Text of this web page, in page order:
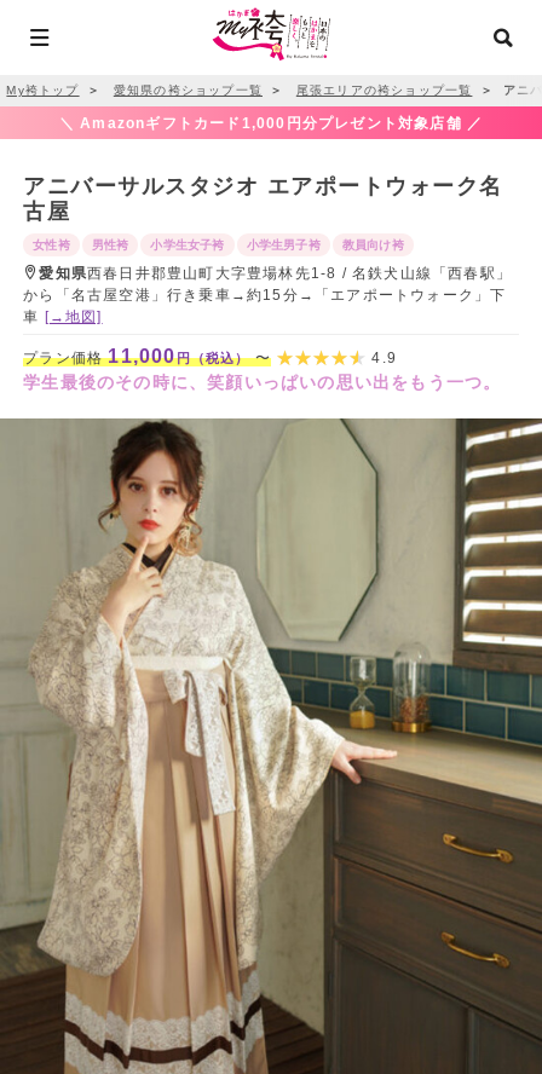
My袴トップ ＞ 愛知県の袴ショップ一覧 ＞ 尾張エリアの袴ショップ一覧 ＞ アニ
＼ Amazonギフトカード1,000円分プレゼント対象店舗 ／
アニバーサルスタジオ エアポートウォーク名
古屋
女性袴 男性袴 小学生女子袴 小学生男子袴 教員向け袴
愛知県西春日井郡豊山町大字豊場林先1-8 / 名鉄犬山線「西春駅」
から「名古屋空港」行き乗車→約15分→「エアポートウォーク」下
車 [→地図]
プラン価格11,000円（税込）〜 4.9
学生最後のその時に、笑顔いっぱいの思い出をもう一つ。